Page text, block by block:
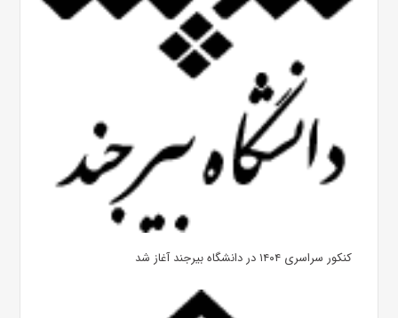
کنکور سراسری ۱۴۰۴ در دانشگاه بیرجند آغاز شد